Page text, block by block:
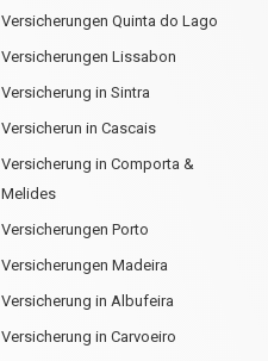
Versicherungen Quinta do Lago
Versicherungen Lissabon
Versicherung in Sintra
Versicherun in Cascais
Versicherung in Comporta &
Melides
Versicherungen Porto
Versicherungen Madeira
Versicherung in Albufeira
Versicherung in Carvoeiro